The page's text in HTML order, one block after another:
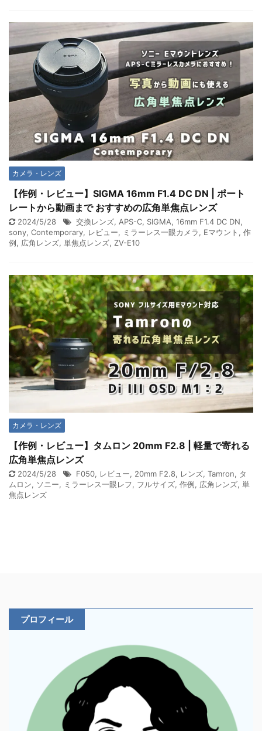
カメラ・レンズ
【作例・レビュー】SIGMA 16mm F1.4 DC DN | ポート
レートから動画まで おすすめの広角単焦点レンズ
2024/5/28 交換レンズ, APS-C, SIGMA, 16mm F1.4 DC DN,
sony, Contemporary, レビュー, ミラーレス一眼カメラ, Eマウント , 作
例, 広角レンズ, 単焦点レンズ, ZV-E10
カメラ・レンズ
【作例・レビュー】タムロン 20mm F2.8 | 軽量で寄れる
広角単焦点レンズ
2024/5/28 F050, レビュー, 20mm F2.8, レンズ, Tamron, タ
ムロン, ソニー, ミラーレス一眼レフ, フルサイズ, 作例, 広角レンズ, 単
焦点レンズ
プロフィール